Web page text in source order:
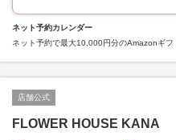
ネット予約カレンダー
ネット予約で最大10,000円分のAmazonギフ
店舗公式
FLOWER HOUSE KANA